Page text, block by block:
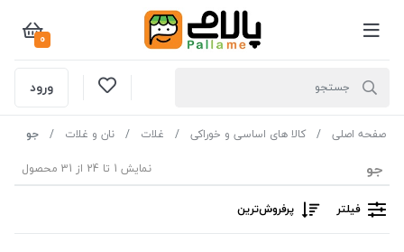
0
ورود
صفحه اصلی کالا های اساسی و خوراکی غلات نان و غلات جو
جو نمایش 1 تا 24 از 31 محصول
فیلتر پرفروش‌ترین‌